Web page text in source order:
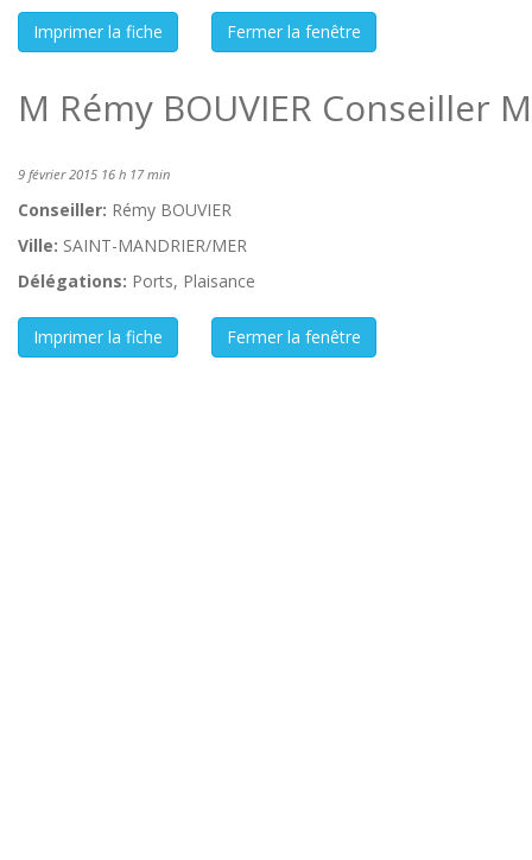
M Rémy BOUVIER Conseiller
9 février 2015 16 h 17 min
Conseiller: Rémy BOUVIER
Ville: SAINT-MANDRIER/MER
Délégations: Ports, Plaisance